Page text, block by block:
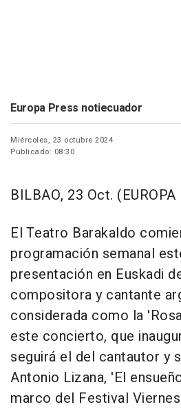
Europa Press notiecuador
Miércoles, 23 octubre 2024
Publicado: 08:30
BILBAO, 23 Oct. (EUROPA
El Teatro Barakaldo
programación semanal
presentación en Euskadi
compositora y cantante
considerada como la
este concierto, que
seguirá el del cantautor y
Antonio Lizana, 'El
marco del Festival